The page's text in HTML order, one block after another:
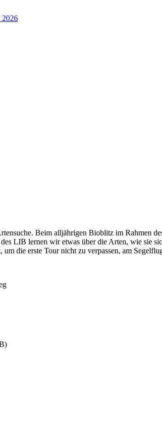
2026
Beim alljährigen Bioblitz im Rahmen
LIB lernen wir etwas über die Arten, wie sie
die erste Tour nicht zu verpassen, am